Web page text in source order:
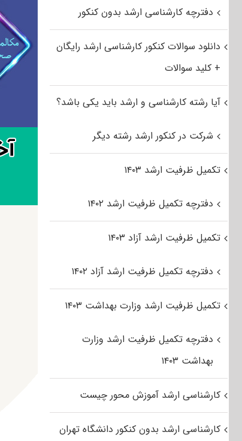
دفترچه کارشناسی ارشد بدون کنکور
دانلود سوالات کنکور کارشناسی ارشد رایگان
+ کلید سوالات
آیا رشته کارشناسی و ارشد باید یکی باشد؟
شرکت در کنکور ارشد رشته دیگر
تکمیل ظرفیت ارشد ۱۴۰۳
دفترچه تکمیل ظرفیت ارشد ۱۴۰۲
تکمیل ظرفیت ارشد آزاد ۱۴۰۳
دفترچه تکمیل ظرفیت ارشد آزاد ۱۴۰۲
تکمیل ظرفیت ارشد وزارت بهداشت ۱۴۰۳
دفترچه تکمیل ظرفیت ارشد وزارت
بهداشت ۱۴۰۳
کارشناسی ارشد آموزش محور چیست
کارشناسی ارشد بدون کنکور دانشگاه تهران